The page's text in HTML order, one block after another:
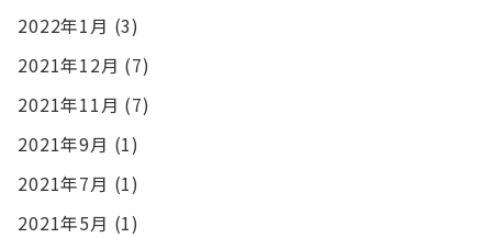
2022年1月 (3)
2021年12月 (7)
2021年11月 (7)
2021年9月 (1)
2021年7月 (1)
2021年5月 (1)